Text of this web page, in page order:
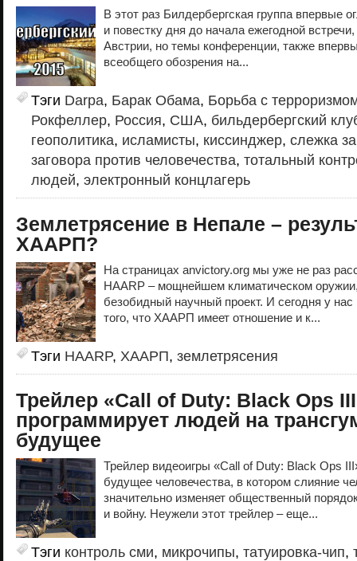
В этот раз Билдербергская группа впервые
и повестку дня до начала ежегодной
Австрии, но темы конференции, также
всеобщего обозрения на...
Тэги Darpa, Барак Обама, Борьба с
Рокфеллер, Россия, США, бильдербергский
геополитика, исламисты, киссинджер, слежка
заговора против человечества, тотальный
людей, электронный концлагерь
Землетрясение в Непале –
ХААРП?
На страницах anvictory.org мы уже не раз
HAARP – мощнейшем климатическом
безобидный научный проект. И сегодня у нас
того, что ХААРП имеет отношение и к...
Тэги HAARP, ХААРП, землетрясения
Трейлер «Call of Duty: Black Ops
программирует людей на
будущее
Трейлер видеоигры «Call of Duty: Black Ops
будущее человечества, в котором слияние
значительно изменяет общественный
и войну. Неужели этот трейлер – еще...
Тэги контроль сми, микрочипы, татуировка-чип,